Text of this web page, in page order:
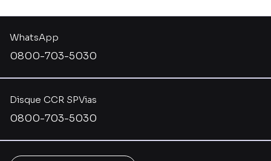
Disque CCR SPVias
0800-703-5030
WhatsApp
0800-703-5030